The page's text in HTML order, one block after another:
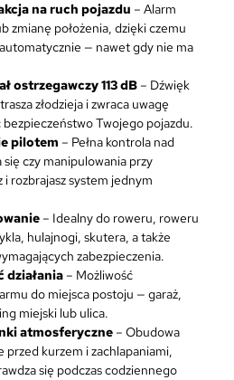
na ruch pojazdu – Alarm
zmianę położenia, dzięki czemu
— nawet gdy nie ma
ostrzegawczy 113 dB – Dźwięk
złodzieja i zwraca uwagę
bezpieczeństwo Twojego pojazdu.
pilotem – Pełna kontrola nad
czy manipulowania przy
i rozbrajasz system jednym
– Idealny do roweru, roweru
hulajnogi, skutera, a także
zabezpieczenia.
działania – Możliwość
do miejsca postoju — garaż,
miejski lub ulica.
atmosferyczne – Obudowa
przed kurzem i zachlapaniami,
się podczas codziennego